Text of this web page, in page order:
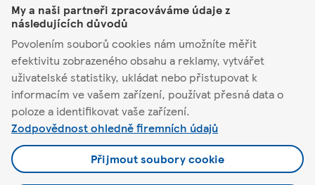
My a naši partneři zpracováváme údaje z
následujících důvodů
Povolením souborů cookies nám umožníte měřit
efektivitu zobrazeného obsahu a reklamy, vytvářet
uživatelské statistiky, ukládat nebo přistupovat k
informacím ve vašem zařízení, používat přesná data o
poloze a identifikovat vaše zařízení.
Zodpovědnost ohledně firemních údajů
Přijmout soubory cookie
Tesco
Pomůžeme vám
Co nabízíme
Podmínky a nastavení